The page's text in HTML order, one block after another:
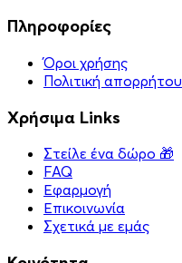
Πληροφορίες
Όροι χρήσης
Πολιτική απορρήτου
Χρήσιμα Links
Στείλε ένα δώρο 🎁
FAQ
Εφαρμογή
Επικοινωνία
Σχετικά με εμάς